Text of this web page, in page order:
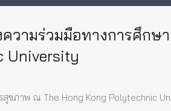
วามร่วมมือทางการศึกษ
University
สุขภาพ ณ The Hong Kong Polytechnic